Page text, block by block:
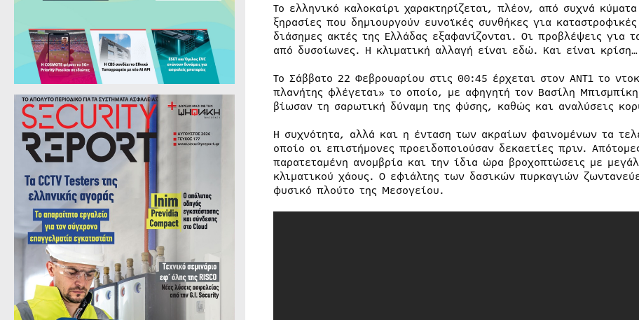
Το ελληνικό καλοκαίρι χαρακτηρίζεται, πλέον, από συχνά
ξηρασίες που δημιουργούν ευνοϊκές συνθήκες για
διάσημες ακτές της Ελλάδας εξαφανίζονται. Οι προβλέψεις
από δυσοίωνες. Η κλιματική αλλαγή είναι εδώ. Και είναι κρίση…
Το Σάββατο 22 Φεβρουαρίου στις 00:45 έρχεται στον ΑΝΤ1 το
πλανήτης φλέγεται» το οποίο, με αφηγητή τον Βασίλη
βίωσαν τη σαρωτική δύναμη της φύσης, καθώς και αναλύσεις
Η συχνότητα, αλλά και η ένταση των ακραίων φαινομένων τα
οποίο οι επιστήμονες προειδοποιούσαν δεκαετίες πριν.
παρατεταμένη ανομβρία και την ίδια ώρα βροχοπτώσεις με
κλιματικού χάους. Ο εφιάλτης των δασικών πυρκαγιών
φυσικό πλούτο της Μεσογείου.